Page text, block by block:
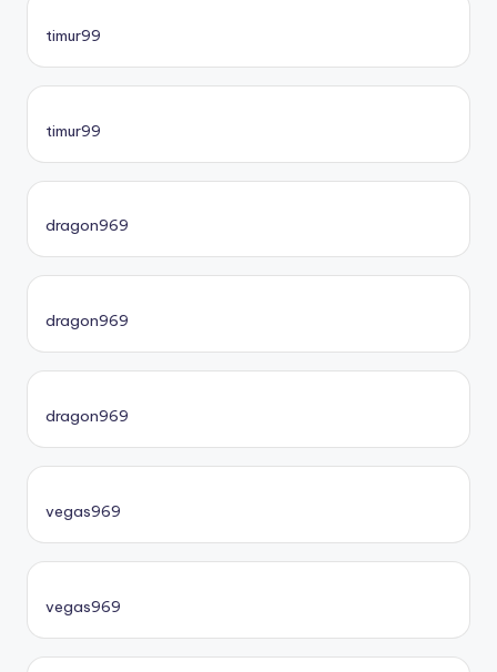
timur99
timur99
dragon969
dragon969
dragon969
vegas969
vegas969